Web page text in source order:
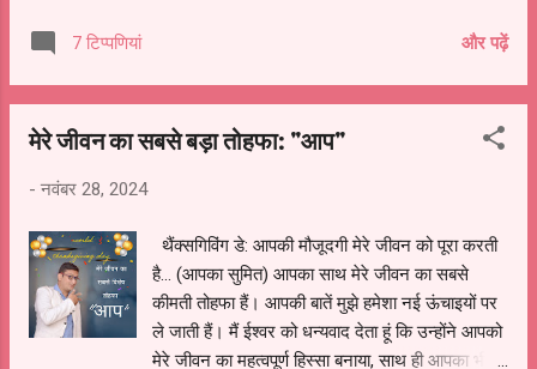
अमर गीत याद आता है – "मैं जिंदगी का साथ निभाता चला
गया..." साहिर लुधियानवी के शब्दों में रची , मोहम्मद रफी की
रचना सिर्फ एक गीत नहीं , बल्कि जीवन का सार है। यह
रिश्तों की उलझनें , जिम्मेदारियों का बोझ और हालात की
मार हमें अंदर तक तोड़ देती है। हम दूसरों से उम्मीदों का
पहाड़ खड़ा कर लेते हैं , और जब वे उम्मीदें टूटती हैं , तो
दिल में सिर्फ़ तन्हाई और खालीपन रह जाता है। पर क्...
7 टिप्पणियां और पढ़ें
मेरे जीवन का सबसे बड़ा तोहफा: "आप"
- नवंबर 28, 2024
थैंक्सगिविंग डे: आपकी मौजूदगी मेरे जीवन को पूरा करती
है... (आपका सुमित) आपका साथ मेरे जीवन का सबसे
कीमती तोहफा हैं। आपकी बातें मुझे हमेशा नई ऊंचाइयों पर
ले जाती हैं। मैं ईश्वर को धन्यवाद देता हूं कि उन्होंने आपको
मेरे जीवन का महत्वपूर्ण हिस्सा बनाया, साथ ही आपका भी